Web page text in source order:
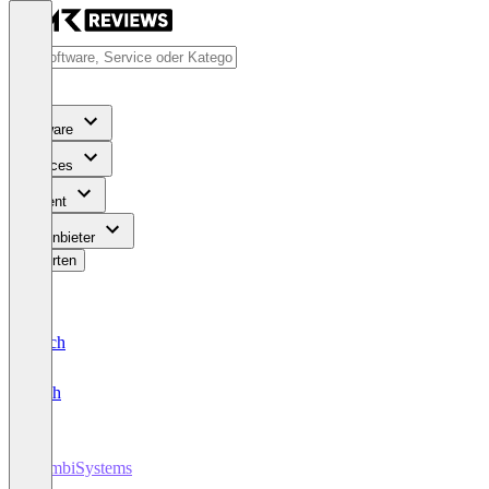
Software
Services
Content
Für Anbieter
Bewerten
Deutsch
English
CombiSystems